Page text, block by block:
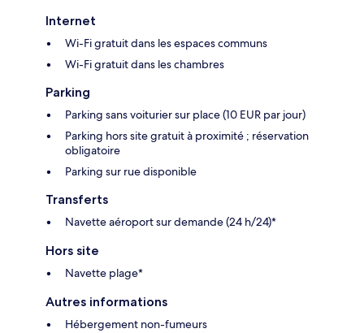
Internet
Wi-Fi gratuit dans les espaces communs
Wi-Fi gratuit dans les chambres
Parking
Parking sans voiturier sur place (10 EUR par jour)
Parking hors site gratuit à proximité ; réservation
obligatoire
Parking sur rue disponible
Transferts
Navette aéroport sur demande (24 h/24)*
Hors site
Navette plage*
Autres informations
Hébergement non-fumeurs